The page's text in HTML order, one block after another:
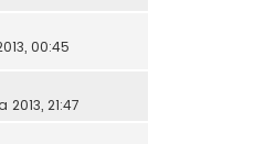
00:45
21:47